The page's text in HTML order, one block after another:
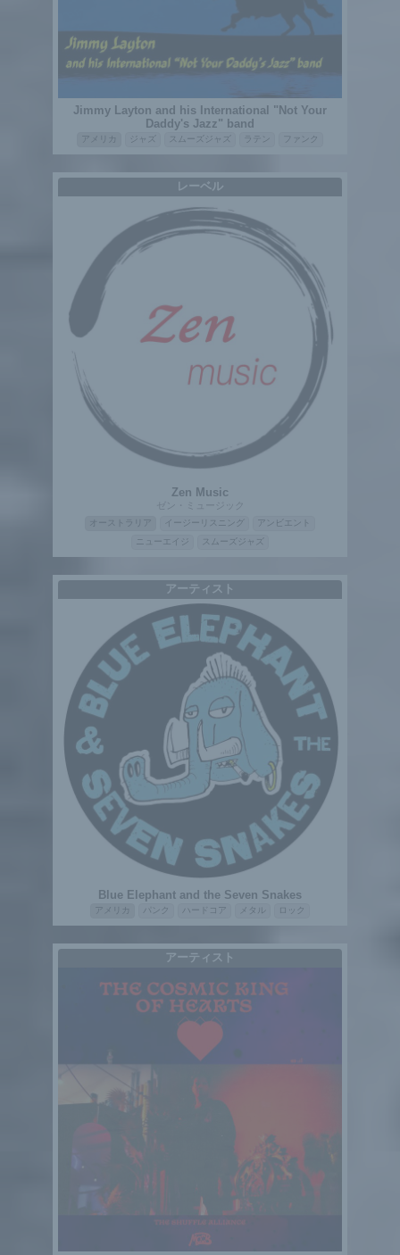
Jimmy Layton and his International "Not Your
Daddy's Jazz" band
アメリカ ジャズ スムーズジャズ ラテン ファンク
レーベル
Zen Music
ゼン・ミュージック
オーストラリア イージーリスニング
アンビエント
ニューエイジ
スムーズジャズ
アーティスト
Blue Elephant and the Seven Snakes
アメリカ パンク ハードコア メタル ロック
アーティスト